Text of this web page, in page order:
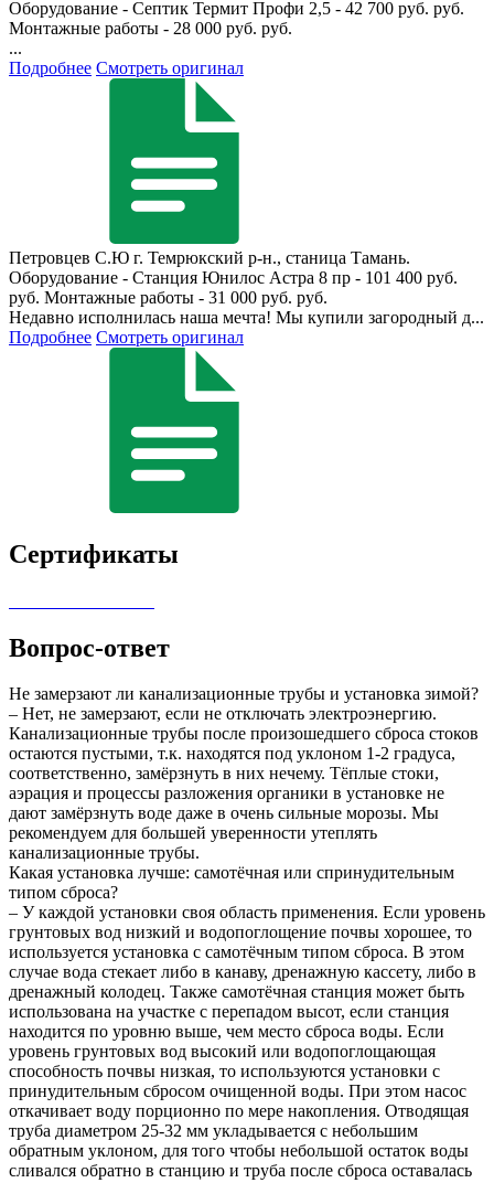
Оборудование - Септик Термит Профи 2,5 - 42 700 руб. руб.
Монтажные работы - 28 000 руб. руб.
...
Подробнее Смотреть оригинал
Петровцев С.Ю г. Темрюкский р-н., станица Тамань.
Оборудование - Станция Юнилос Астра 8 пр - 101 400 руб.
руб. Монтажные работы - 31 000 руб. руб.
Недавно исполнилась наша мечта! Мы купили загородный д...
Подробнее Смотреть оригинал
Сертификаты
Вопрос-ответ
Не замерзают ли канализационные трубы и установка зимой?
– Нет, не замерзают, если не отключать электроэнергию.
Канализационные трубы после произошедшего сброса стоков
остаются пустыми, т.к. находятся под уклоном 1-2 градуса,
соответственно, замёрзнуть в них нечему. Тёплые стоки,
аэрация и процессы разложения органики в установке не
дают замёрзнуть воде даже в очень сильные морозы. Мы
рекомендуем для большей уверенности утеплять
канализационные трубы.
Какая установка лучше: самотёчная или спринудительным
типом сброса?
– У каждой установки своя область применения. Если уровень
грунтовых вод низкий и водопоглощение почвы хорошее, то
используется установка с самотёчным типом сброса. В этом
случае вода стекает либо в канаву, дренажную кассету, либо в
дренажный колодец. Также самотёчная станция может быть
использована на участке с перепадом высот, если станция
находится по уровню выше, чем место сброса воды. Если
уровень грунтовых вод высокий или водопоглощающая
способность почвы низкая, то используются установки с
принудительным сбросом очищенной воды. При этом насос
откачивает воду порционно по мере накопления. Отводящая
труба диаметром 25-32 мм укладывается с небольшим
обратным уклоном, для того чтобы небольшой остаток воды
сливался обратно в станцию и труба после сброса оставалась